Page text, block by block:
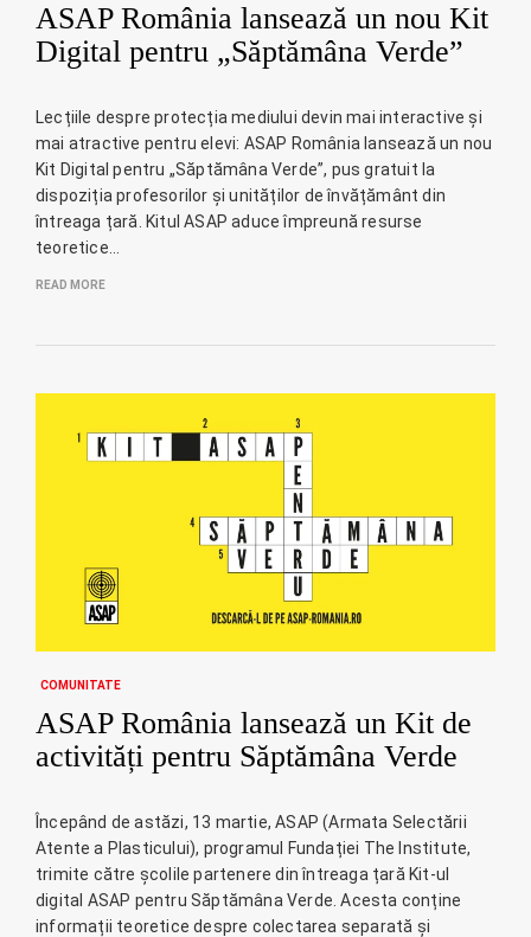
ASAP România lansează un nou Kit
Digital pentru „Săptămâna Verde”
Lecțiile despre protecția mediului devin mai interactive și
mai atractive pentru elevi: ASAP România lansează un nou
Kit Digital pentru „Săptămâna Verde”, pus gratuit la
dispoziția profesorilor și unităților de învățământ din
întreaga țară. Kitul ASAP aduce împreună resurse
teoretice…
READ MORE
COMUNITATE
ASAP România lansează un Kit de
activități pentru Săptămâna Verde
Începând de astăzi, 13 martie, ASAP (Armata Selectării
Atente a Plasticului), programul Fundației The Institute,
trimite către școlile partenere din întreaga țară Kit-ul
digital ASAP pentru Săptămâna Verde. Acesta conține
informații teoretice despre colectarea separată și